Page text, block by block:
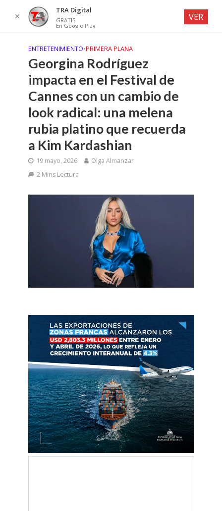
ENTRETENIMIENTO•PRIMERA PLANA
Georgina Rodríguez
impacta en el Festival de
Cannes con un cambio de
look radical: una melena
rubia platino que recuerda
a Kim Kardashian
19 mayo, 2026
Olga Almanzar
2 Mins Lectura
✕
TRA Digital
GRATIS
En Google Play
VER